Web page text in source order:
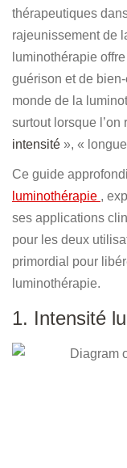
thérapeutiques
rajeunissement de
luminothérapie
guérison et de
monde de la
surtout lorsque l’on
intensité », «
Ce guide
luminothérapie ,
ses applications
pour les deux
primordial pour
luminothérapie.
1. Intensité